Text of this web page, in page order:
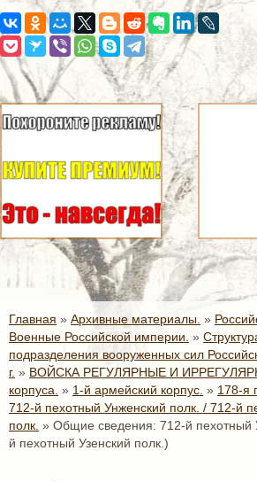
Главная » Архивные материалы. »
Военные Российской империи. »
подразделения вооруженных сил
г. » ВОЙСКА РЕГУЛЯРНЫЕ И
корпуса. » 1-й армейский корпус. » 178-я
712-й пехотный Унженский полк. / 712-й
полк. » Общие сведения: 712-й пехотный
й пехотный Узенский полк.)